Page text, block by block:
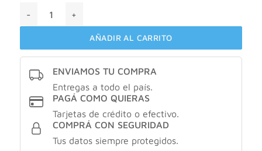
AÑADIR AL CARRITO
ENVIAMOS TU COMPRA
Entregas a todo el país.
PAGÁ COMO QUIERAS
Tarjetas de crédito o efectivo.
COMPRÁ CON SEGURIDAD
Tus datos siempre protegidos.